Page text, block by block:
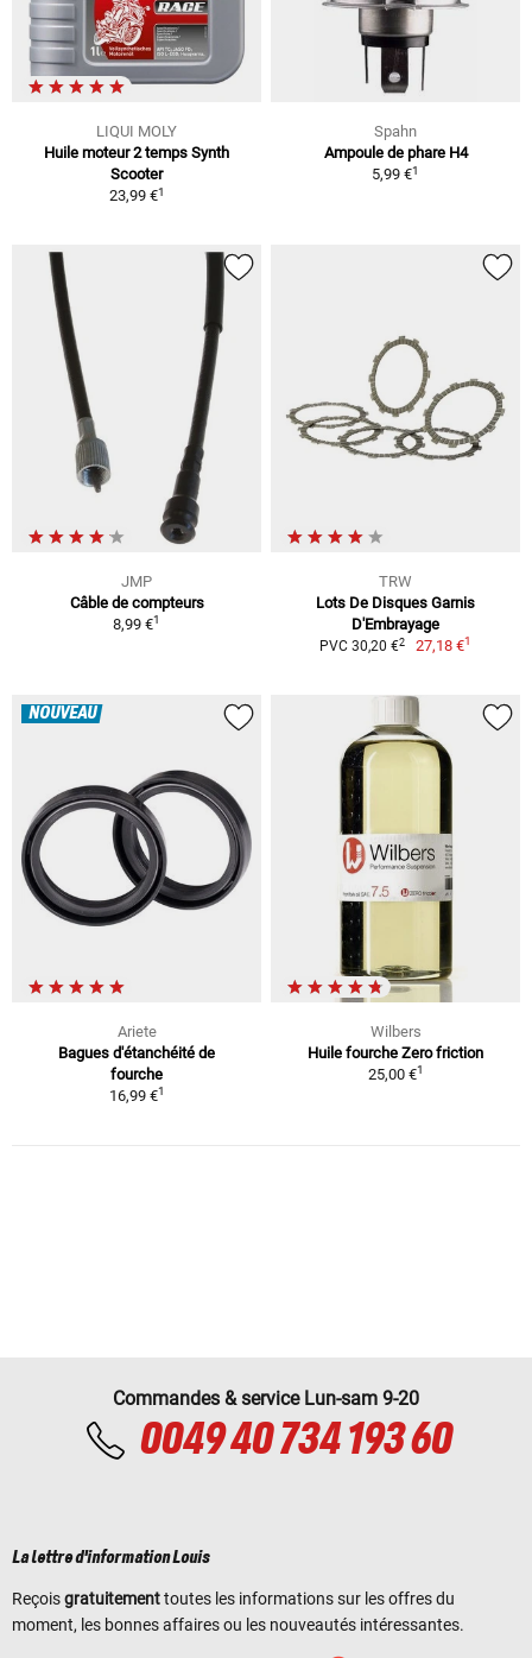
LIQUI MOLY
Huile moteur 2 temps Synth
Scooter
23,99 €1
Spahn
Ampoule de phare H4
5,99 €1
JMP
Câble de compteurs
8,99 €1
TRW
Lots De Disques Garnis
D'Embrayage
PVC 30,20 €2 27,18 €1
NOUVEAU
Ariete
Bagues d'étanchéité de
fourche
16,99 €1
Wilbers
Huile fourche Zero friction
25,00 €1
Commandes & service Lun-sam 9-20
0049 40 734 193 60
La lettre d'information Louis
Reçoisgratuitementtoutes les informations sur les offres du
moment, les bonnes affaires ou les nouveautés intéressantes.